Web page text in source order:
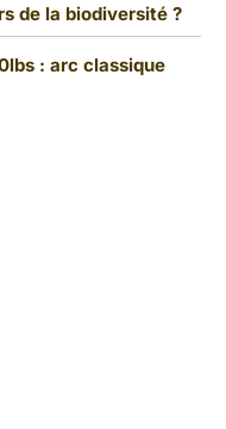
de la biodiversité ?
: arc classique